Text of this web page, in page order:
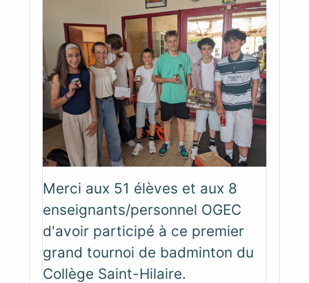
Merci aux 51 élèves et aux 8
enseignants/personnel OGEC
d'avoir participé à ce premier
grand tournoi de badminton du
Collège Saint-Hilaire.